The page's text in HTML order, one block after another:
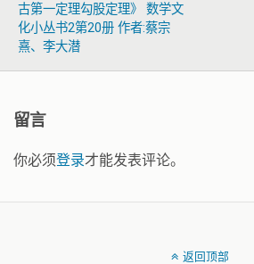
古第一定理勾股定理》 数学文
化小丛书2第20册 作者:蔡宗
熹、李大潜
留言
你必须登录才能发表评论。
返回顶部